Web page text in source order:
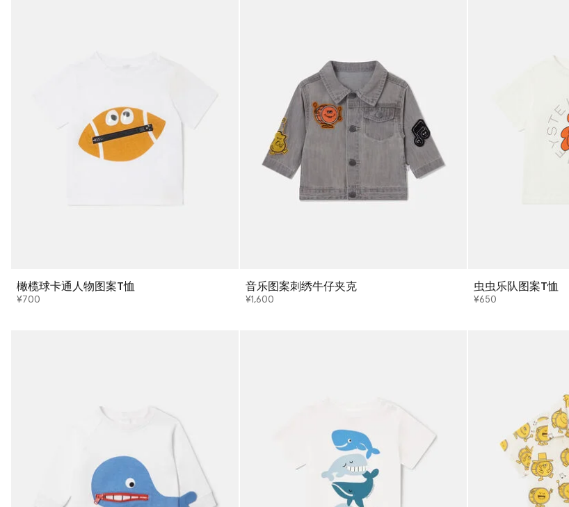
橄榄球卡通人物图案T恤
¥700
音乐图案刺绣牛仔夹克
¥1,600
虫虫乐队图案T恤
¥650